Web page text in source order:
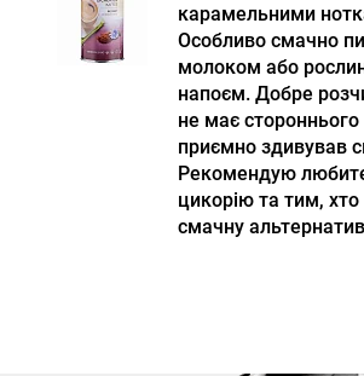
карамельними
Особливо смачно
молоком або
напоєм. Добре
не має
приємно здивував
Рекомендую
цикорію та тим,
смачну